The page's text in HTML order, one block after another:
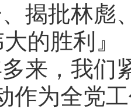
、揭批林彪
的胜利』
来，我们
作为全党